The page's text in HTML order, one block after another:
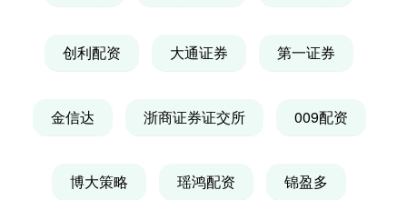
创利配资 大通证券 第一证券
金信达 浙商证券证交所 009配资
博大策略 瑶鸿配资 锦盈多